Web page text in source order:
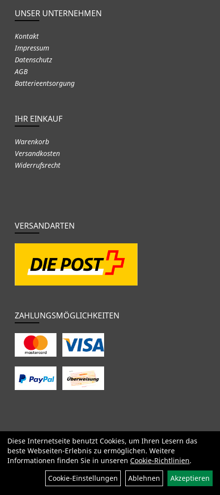
UNSER UNTERNEHMEN
Kontakt
Impressum
Datenschutz
AGB
Batterieentsorgung
IHR EINKAUF
Warenkorb
Versandkosten
Widerrufsrecht
VERSANDARTEN
ZAHLUNGSMÖGLICHKEITEN
SALE Specialized Factor Cervélo BMC Orbea
Yeti
Pinarello
OPEN Kids / BMX Komponenten
Bekleidung
Zubehör
Sale
Diese Internetseite benutzt Cookies, um Ihren Lesern das
beste Webseiten-Erlebnis zu ermöglichen. Weitere
Informationen finden Sie in unseren Cookie-Richtlinien.
Cookie-Einstellungen
Ablehnen Akzeptieren